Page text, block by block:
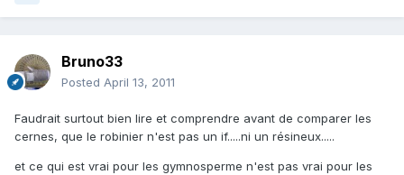
Bruno33
Posted April 13, 2011
Faudrait surtout bien lire et comprendre avant de comparer les
cernes, que le robinier n'est pas un if.....ni un résineux.....
et ce qui est vrai pour les gymnosperme n'est pas vrai pour les